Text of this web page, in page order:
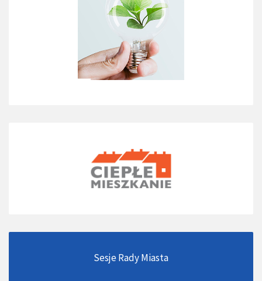
Sesje Rady Miasta